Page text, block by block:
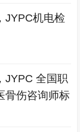
JYPC机电检
JYPC 全国职
骨伤咨询师标